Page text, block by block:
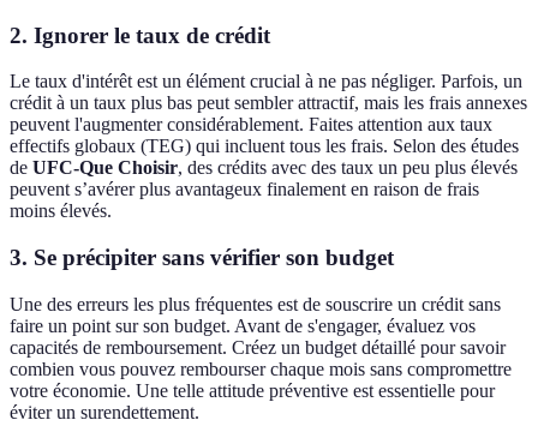
2. Ignorer le taux de crédit
Le taux d'intérêt est un élément crucial à ne pas négliger. Parfois, un
crédit à un taux plus bas peut sembler attractif, mais les frais annexes
peuvent l'augmenter considérablement. Faites attention aux taux
effectifs globaux (TEG) qui incluent tous les frais. Selon des études
de UFC-Que Choisir, des crédits avec des taux un peu plus élevés
peuvent s’avérer plus avantageux finalement en raison de frais
moins élevés.
3. Se précipiter sans vérifier son budget
Une des erreurs les plus fréquentes est de souscrire un crédit sans
faire un point sur son budget. Avant de s'engager, évaluez vos
capacités de remboursement. Créez un budget détaillé pour savoir
combien vous pouvez rembourser chaque mois sans compromettre
votre économie. Une telle attitude préventive est essentielle pour
éviter un surendettement.